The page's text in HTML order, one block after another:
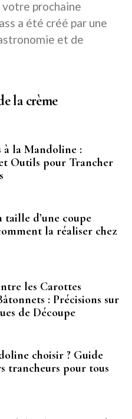
votre prochaine
a été créé par une
et de
la crème
la Mandoline :
Outils pour Trancher
taille d’une coupe
la réaliser chez
les Carottes
: Précisions sur
de Découpe
choisir ? Guide
trancheurs pour tous